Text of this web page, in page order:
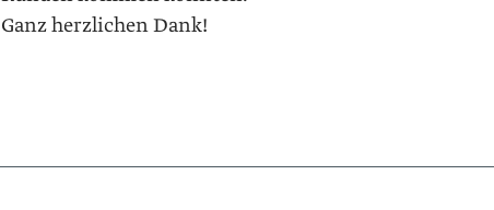
Ganz herzlichen Dank!